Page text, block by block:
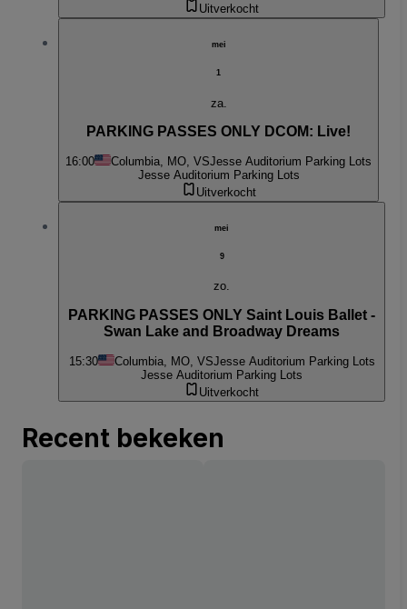
Uitverkocht
mei
1
za.
PARKING PASSES ONLY DCOM: Live!
16:00 Columbia, MO, VSJesse Auditorium Parking Lots
Jesse Auditorium Parking Lots
Uitverkocht
mei
9
zo.
PARKING PASSES ONLY Saint Louis Ballet -
Swan Lake and Broadway Dreams
15:30 Columbia, MO, VSJesse Auditorium Parking Lots
Jesse Auditorium Parking Lots
Uitverkocht
Recent bekeken